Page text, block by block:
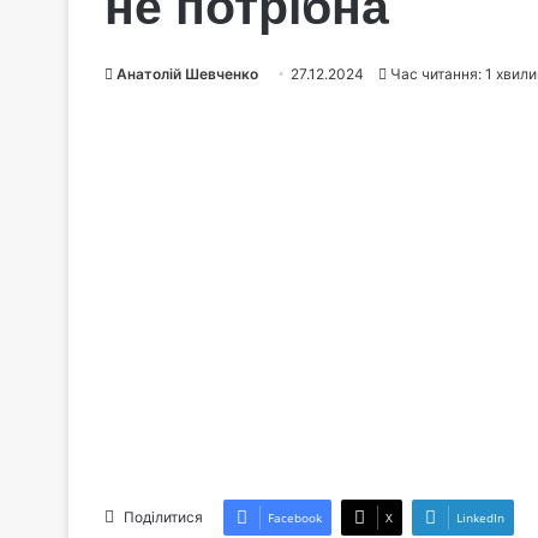
Анатолій Шевченко 27.12.2024 Час читання: 1
Поділитися Facebook X LinkedIn